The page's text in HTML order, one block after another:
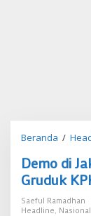
Beranda /
Demo di
Gruduk
Saeful Ramadhan
Headline, Nasional